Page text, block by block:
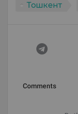
Тошкент